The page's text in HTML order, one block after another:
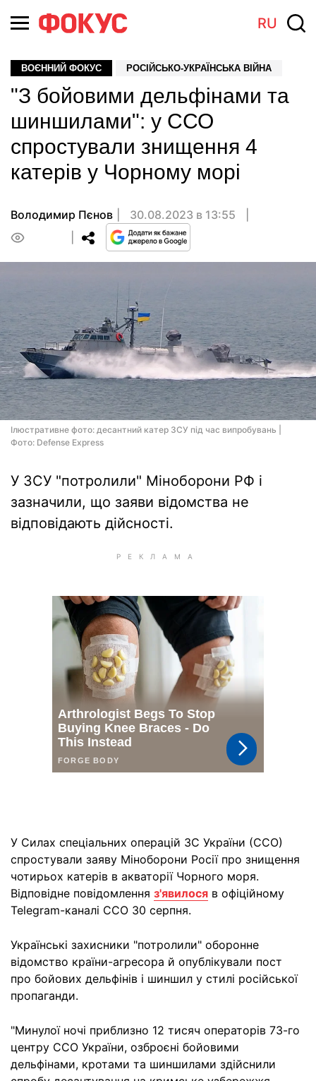
RU
ВОЄННИЙ ФОКУС РОСІЙСЬКО-УКРАЇНСЬКА ВІЙНА
"З бойовими дельфінами та
шиншилами": у ССО
спростували знищення 4
катерів у Чорному морі
Володимир Пєнов
30.08.2023 в 13:55
Ілюстративне фото: десантний катер ЗСУ під час випробувань |
Фото: Defense Express
У ЗСУ "потролили" Міноборони РФ і
зазначили, що заяви відомства не
відповідають дійсності.
У Силах спеціальних операцій ЗС України (ССО)
спростували заяву Міноборони Росії про знищення
чотирьох катерів в акваторії Чорного моря.
Відповідне повідомлення з'явилося в офіційному
Telegram-каналі ССО 30 серпня.
Українські захисники "потролили" оборонне
відомство країни-агресора й опублікували пост
про бойових дельфінів і шиншил у стилі російської
пропаганди.
"Минулої ночі приблизно 12 тисяч операторів 73-го
центру ССО України, озброєні бойовими
дельфінами, кротами та шиншилами здійснили